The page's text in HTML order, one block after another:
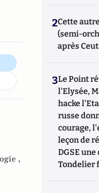
,
2Cette
(semi-
après
3Le Point
l'Elysée,
hacke
russe
courage,
leçon de
DGSE
Tondelier